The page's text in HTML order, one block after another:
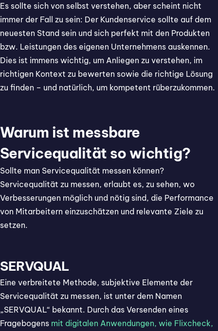
Es sollte sich von selbst verstehen, aber scheint nicht
immer der Fall zu sein: Der Kundenservice sollte auf dem
neuesten Stand sein und sich perfekt mit den Produkten
bzw. Leistungen des eigenen Unternehmens auskennen.
Dies ist immens wichtig, um Anliegen zu verstehen, im
richtigen Kontext zu bewerten sowie die richtige Lösung
zu finden – und natürlich, um kompetent rüberzukommen.
Warum ist messbare
Servicequalität so wichtig?
Sollte man Servicequalität messen können?
Servicequalität zu messen, erlaubt es, zu sehen, wo
Verbesserungen möglich und nötig sind, die Performance
von Mitarbeitern einzuschätzen und relevante Ziele zu
setzen.
SERVQUAL
Eine verbreitete Methode, subjektive Elemente der
Servicequalität zu messen, ist unter dem Namen
„SERVQUAL“ bekannt. Durch das Versenden eines
Fragebogens mit digitalen Anwendungen, wie Flixcheck,